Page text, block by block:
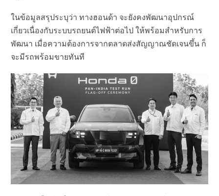
ในข้อมูลสรุประบุว่า ทางฮอนด้า จะยังคงพัฒนาอุปกรณ์
เกี่ยวเนื่องกับระบบรถยนต์ไฟฟ้าต่อไป ให้พร้อมสำหรับการ
พัฒนา เมื่อความต้องการจากตลาดส่งสัญญาณชัดเจนขึ้น ก็
จะมีรถพร้อมขายทันที